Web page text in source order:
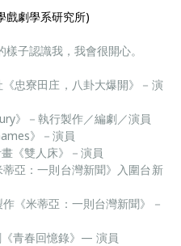
戲劇學系研究所)
子認識我，我會很開心。
忠寮田庄，八卦大爆開》－演
》－執行製作／編劇／演員
》－演員
《雙人床》－演員
亞：一則台灣新聞》入圍台新
《米蒂亞：一則台灣新聞》－
青春回憶錄》— 演員